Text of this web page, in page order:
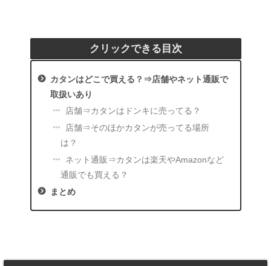
クリックできる目次
カタンはどこで買える？⇒店舗やネット通販で
取扱いあり
店舗⇒カタンはドンキに売ってる？
店舗⇒そのほかカタンが売ってる場所
は？
ネット通販⇒カタンは楽天やAmazonなど
通販でも買える？
まとめ